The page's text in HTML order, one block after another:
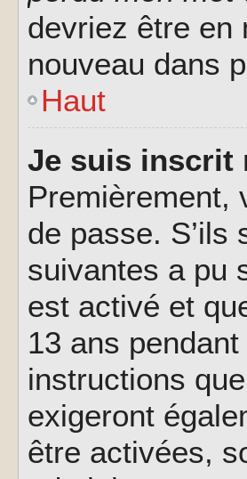
devriez être en
nouveau dans
Haut
Je suis inscrit
Premièrement,
de passe.
suivantes a pu
est activé et
13 ans
instructions
exigeront
être activées,